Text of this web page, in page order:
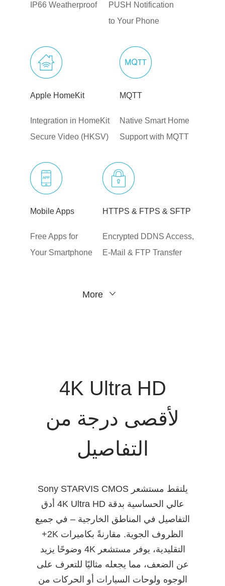
IP66 Weatherproof
PUSH Notification
to Your Phone
Apple HomeKit
Integration in HomeKit
Secure Video (HKSV)
MQTT
Native Smart Home
Support with MQTT
Mobile Apps
Free Apps for
Your Smartphone
HTTPS & FTPS & SFTP
Encrypted DDNS Access,
E-Mail & FTP Transfer
More
4K Ultra HD
لأقصى درجة من
التفاصيل
يلتقط مستشعر Sony STARVIS CMOS
عالي الحساسية بدقة 4K Ultra HD أدق
التفاصيل في المناطق الخارجية – في جميع
الظروف الجوية. مقارنةً بكاميرات 2K+
التقليدية، يوفر مستشعر 4K وضوحًا يزيد
عن الضعف، مما يجعله مثاليًا للتعرف على
الوجوه ولوحات السيارات أو الحركات من